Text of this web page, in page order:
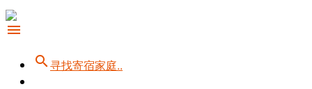
menu
search寻找寄宿家庭..